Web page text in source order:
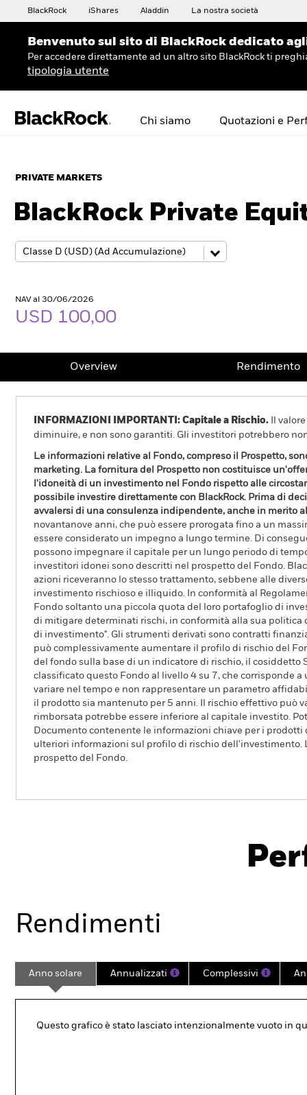
BlackRock iShares Aladdin La nostra società
Benvenuto sul sito di BlackRock dedicato
Per accedere direttamente ad un altro sito BlackRock ti
tipologia utente
Chi siamo Quotazioni e
PRIVATE MARKETS
BlackRock Private
NAV al 30/06/2026
USD 100,00
Overview Rendimento
INFORMAZIONI IMPORTANTI: Capitale a Rischio. Il
diminuire, e non sono garantiti. Gli investitori potrebbero
Le informazioni relative al Fondo, compreso il Prospetto,
marketing. La fornitura del Prospetto non costituisce
l'idoneità di un investimento nel Fondo rispetto alle
possibile investire direttamente con BlackRock. Prima di
avvalersi di una consulenza indipendente, anche in merito
novantanove anni, che può essere prorogata fino a un
essere considerato un impegno a lungo termine. Di
possono impegnare il capitale per un lungo periodo di
investitori idonei sono descritti nel prospetto del Fondo.
azioni riceveranno lo stesso trattamento, sebbene alle
investimento rischioso e illiquido. In conformità al
Fondo soltanto una piccola quota del loro portafoglio di
di mitigare determinati rischi, in conformità alla sua politica
di investimento". Gli strumenti derivati sono contratti
può complessivamente aumentare il profilo di rischio del
del fondo sulla base di un indicatore di rischio, il cosiddetto
classificato questo Fondo al livello 4 su 7, che corrisponde
variare nel tempo e non rappresentare un parametro
il prodotto sia mantenuto per 5 anni. Il rischio effettivo può
rimborsata potrebbe essere inferiore al capitale investito.
Documento contenente le informazioni chiave per i
ulteriori informazioni sul profilo di rischio dell'investimento.
prospetto del Fondo.
Rendimento
Rendimenti
Anno solare Annualizzati Complessivi
Questo grafico è stato lasciato intenzionalmente vuoto in